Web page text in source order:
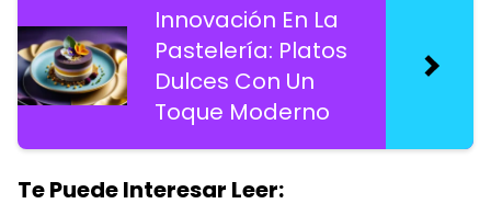
Innovación En La
Pastelería: Platos
Dulces Con Un
Toque Moderno
Te Puede Interesar Leer: